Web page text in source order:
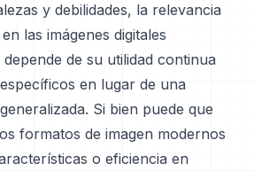
y debilidades, la relevancia
las imágenes digitales
de su utilidad continua
en lugar de una
Si bien puede que
formatos de imagen modernos
o eficiencia en